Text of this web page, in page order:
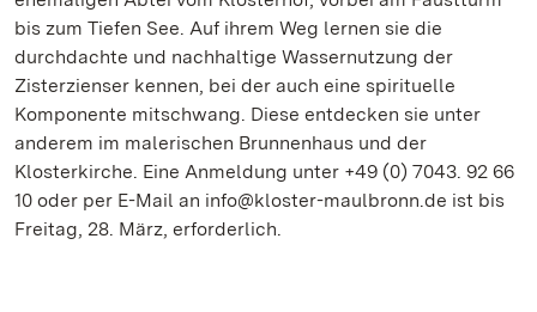
bis zum Tiefen See. Auf ihrem Weg lernen sie die
durchdachte und nachhaltige Wassernutzung der
Zisterzienser kennen, bei der auch eine spirituelle
Komponente mitschwang. Diese entdecken sie unter
anderem im malerischen Brunnenhaus und der
Klosterkirche. Eine Anmeldung unter +49 (0) 7043. 92 66
10 oder per E-Mail an info@kloster-maulbronn.de ist bis
Freitag, 28. März, erforderlich.